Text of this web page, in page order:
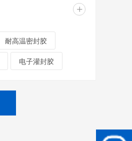
+
耐高温密封胶
电子灌封胶